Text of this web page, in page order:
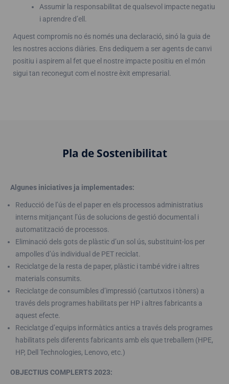
Assumir la responsabilitat de qualsevol impacte negatiu
i aprendre d’ell.
Aquest compromís no és només una declaració, sinó la guia de
les nostres accions diàries. Ens dediquem a ser agents de canvi
positiu i aspirem al fet que el nostre impacte positiu en el món
sigui tan reconegut com el nostre èxit empresarial.
Pla de Sostenibilitat
Algunes iniciatives ja implementades:
Reducció de l’ús de el paper en els processos administratius
interns mitjançant l’ús de solucions de gestió documental i
automatització de processos.
Eliminació dels gots de plàstic d’un sol ús, substituint-los per
ampolles d’ús individual de PET reciclat.
Reciclatge de la resta de paper, plàstic i també vidre i altres
materials consumits.
Reciclatge de consumibles d’impressió (cartutxos i tòners) a
través dels programes habilitats per HP i altres fabricants a
aquest efecte.
Reciclatge d’equips informàtics antics a través dels programes
habilitats pels diferents fabricants amb els que treballem (HPE,
HP, Dell Technologies, Lenovo, etc.)
OBJECTIUS COMPLERTS 2023: